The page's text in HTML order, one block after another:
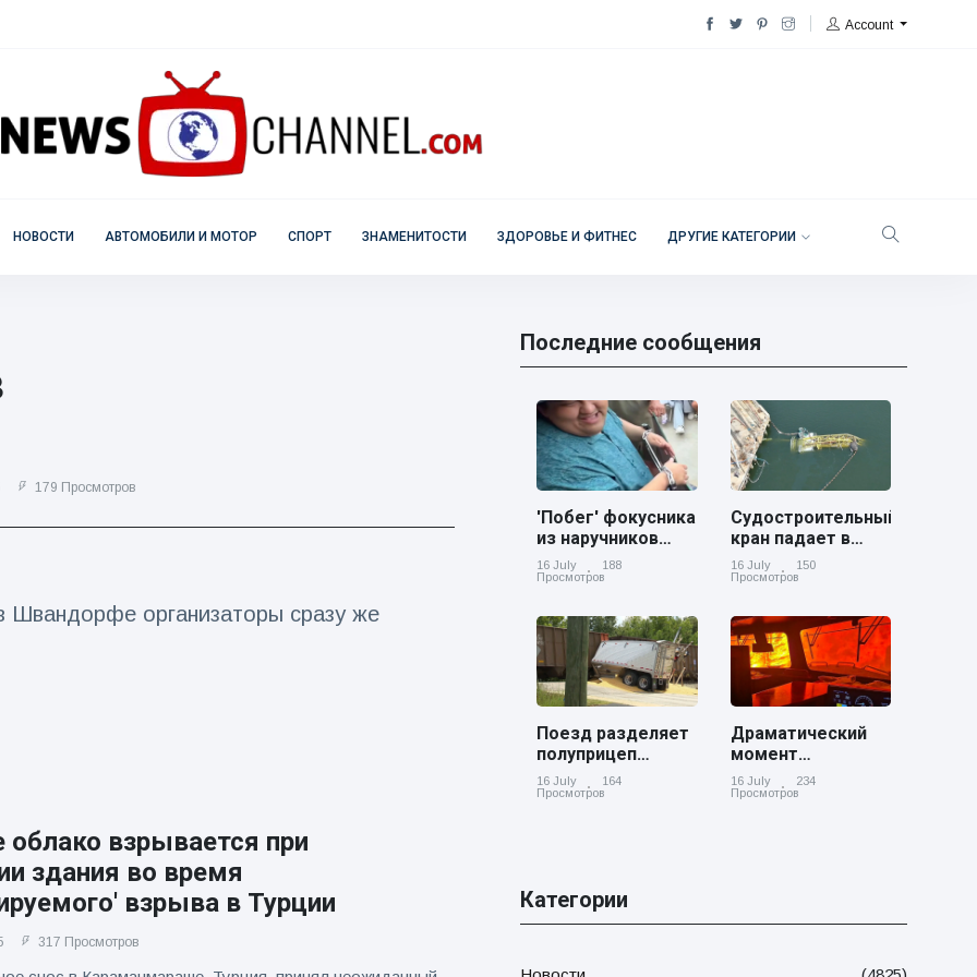
Account
НОВОСТИ АВТОМОБИЛИ И МОТОР СПОРТ ЗНАМЕНИТОСТИ ЗДОРОВЬЕ И ФИТНЕС ДРУГИЕ КАТЕГОРИИ
179 Просмотров
Швандорфе организаторы сразу же
взрывается при
здания во время
взрыва в Турции
317 Просмотров
Последние сообщения
'Побег' фокусника
из наручников
вызвал смех у
аудитории
16 July
188
Просмотров
Судостроительный
кран падает в
реку Купер возле
Чарльстона
16 July
150
Просмотров
Поезд разделяет
полуприцеп
пополам на
железнодорожном
16 July
164
Просмотров
Драматический
момент
канадский
грузовой поезд
16 July
234
Просмотров
Категории